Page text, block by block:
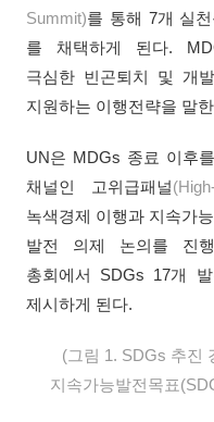
Summit)를 통해 7개 실
를 채택하게 된다.
극심한 빈곤퇴치 및 개
지원하는 이행전략을 말
UN은 MDGs 종료 이후
채널인 고위급패널
녹색경제 이행과 지속가
발전 의제 논의를 진
총회에서 SDGs 17개
제시하게 된다.
(그림 1. SDGs 추진
지속가능발전목표